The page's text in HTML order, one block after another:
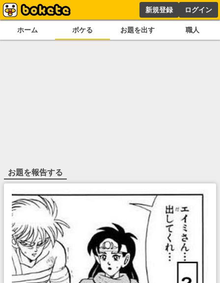
新規登録 ログイン
ホーム ボケる お題を出す 職人
お題を報告する